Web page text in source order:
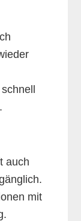
auch
mit